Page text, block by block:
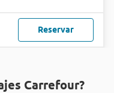
Reservar
Carrefour?